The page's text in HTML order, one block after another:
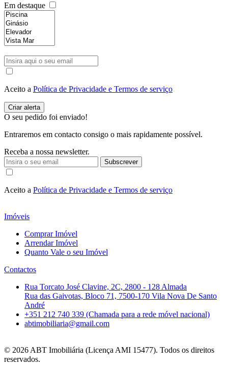
Em destaque
Aceito a Política de Privacidade e Termos de serviço
O seu pedido foi enviado!
Entraremos em contacto consigo o mais rapidamente possível.
Receba a nossa newsletter.
Subscrever
Aceito a Política de Privacidade e Termos de serviço
Imóveis
Comprar Imóvel
Arrendar Imóvel
Quanto Vale o seu Imóvel
Contactos
Rua Torcato José Clavine, 2C, 2800 - 128 Almada
Rua das Gaivotas, Bloco 71, 7500-170 Vila Nova De Santo
André
+351 212 740 339 (Chamada para a rede móvel nacional)
abtimobiliaria@gmail.com
© 2026 ABT Imobiliária (Licença AMI 15477). Todos os direitos
reservados.